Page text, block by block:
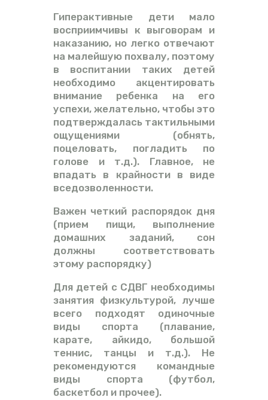
Гиперактивные дети мало
восприимчивы к выговорам и
наказанию, но легко отвечают
на малейшую похвалу, поэтому
в воспитании таких детей
необходимо акцентировать
внимание ребенка на его
успехи, желательно, чтобы это
подтверждалась тактильными
ощущениями (обнять,
поцеловать, погладить по
голове и т.д.). Главное, не
впадать в крайности в виде
вседозволенности.
Важен четкий распорядок дня
(прием пищи, выполнение
домашних заданий, сон
должны соответствовать
этому распорядку)
Для детей с СДВГ необходимы
занятия физкультурой, лучше
всего подходят одиночные
виды спорта (плавание,
карате, айкидо, большой
теннис, танцы и т.д.). Не
рекомендуются командные
виды спорта (футбол,
баскетбол и прочее).